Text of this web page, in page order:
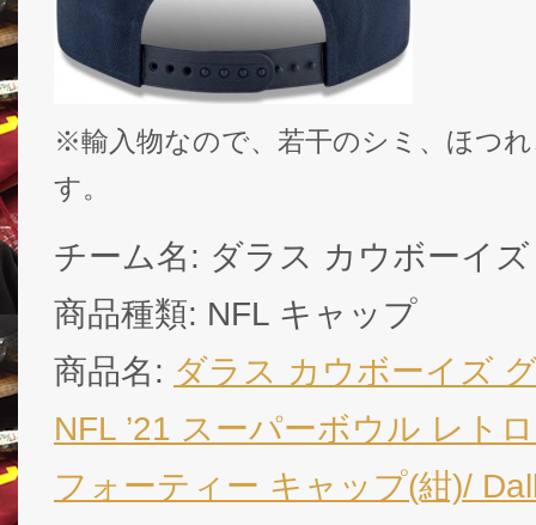
※輸入物なので、若干のシミ、ほつ
す。
チーム名: ダラス カウボーイ
商品種類: NFL キャップ
商品名: ダラス カウボーイズ
NFL ’21 スーパーボウル レト
フォーティー キャップ(紺)/